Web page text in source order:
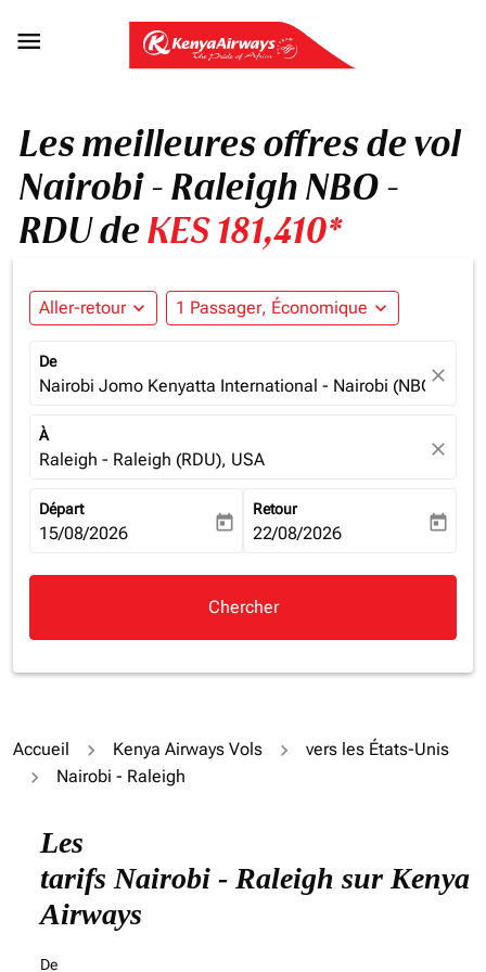

Les meilleures offres de vol
Nairobi - Raleigh NBO -
RDU deKES 181,410*
Aller-retour expand_more 1 Passager, Économique expand_more
De
Nairobi Jomo Kenyatta International - Nairobi (NBO),
close
À
Raleigh - Raleigh (RDU), USA close
Départ
fc-booking-departure-date-aria-label
15/08/2026 today
Retour
fc-booking-return-date-aria-
22/08/2026 today
Chercher
Accueil Kenya Airways Vols
vers les États-Unis
Nairobi - Raleigh
Les
tarifs Nairobi - Raleigh sur Kenya
Airways
De